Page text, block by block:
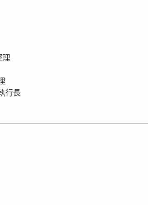
理
行長